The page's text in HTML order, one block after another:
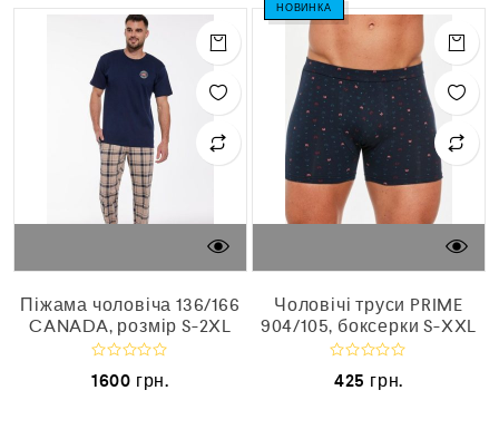
Піжама чоловіча 136/166
CANADA, розмір S-2XL
ц
1600 грн.
НОВИНКА
Чоловічі труси PRIME
904/105, боксерки S-XXL
ц425 грн.